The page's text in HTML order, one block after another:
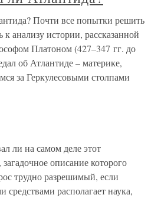
Почти все попытки решить
к анализу истории, рассказанной
Платоном (427–347 гг. до
об Атлантиде – материке,
за Геркулесовыми столпами
ли на самом деле этот
описание которого
трудно разрешимый, если
располагает наука,